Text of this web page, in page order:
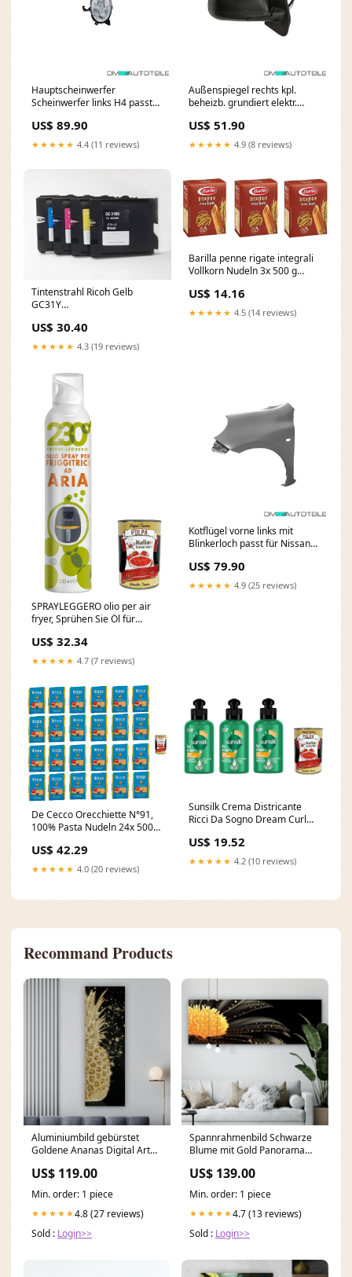
Hauptscheinwerfer
Scheinwerfer links H4 passt
Audi A4/ S4/ RS4 B8 1
US$ 89.90
★★★★★ 4.4 (11 reviews)
Außenspiegel rechts kpl.
beheizb. grundiert elektr.
BMW X1 Diesel
US$ 51.90
★★★★★ 4.9 (8 reviews)
Tintenstrahl Ricoh Gelb
GC31Y
US$ 30.40
★★★★★ 4.3 (19 reviews)
Barilla penne rigate integrali
Vollkorn Nudeln 3x 500 g
US$ 14.16
★★★★★ 4.5 (14 reviews)
SPRAYLEGGERO olio per air
fryer, Sprühen Sie Öl für
Sonnenblumenöl, Avocadoöl
und Reisöl, hoher Öl 6x 200 ml
inkl. Italian Gourmet polpa
Tarallucci
US$ 32.34
★★★★★ 4.7 (7 reviews)
Kotflügel vorne links mit
Blinkerloch passt für Nissan
US$ 79.90
★★★★★ 4.9 (25 reviews)
De Cecco Orecchiette N°91,
100% Pasta Nudeln 24x 500g
400g Original italienisch
Tarallucci
US$ 42.29
★★★★★ 4.0 (20 reviews)
Sunsilk Crema Districante
Ricci Da Sogno Dream Curl
inkl. Italian Gourmet polpa
400g Original italienisch
US$ 19.52
★★★★★ 4.2 (10 reviews)
Recommand Products
Aluminiumbild gebürstet
Goldene Ananas Digital Art
150 cm
US$ 119.00
Min. order: 1 piece
★★★★★4.8 (27 reviews)
Sold : Login>>
Spannrahmenbild Schwarze
Blume mit Gold Panorama
US$ 139.00
Min. order: 1 piece
★★★★★4.7 (13 reviews)
Sold : Login>>